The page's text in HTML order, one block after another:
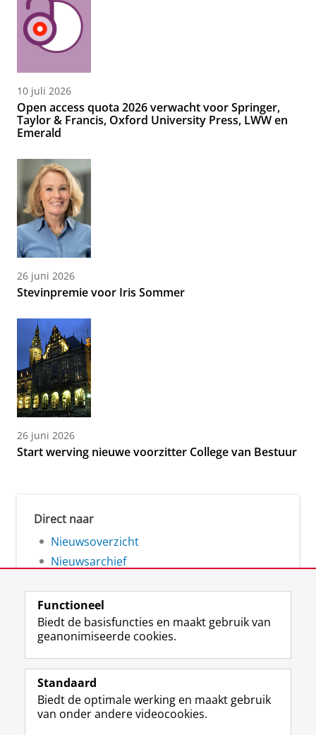
10 juli 2026
Open access quota 2026 verwacht voor Springer,
Taylor & Francis, Oxford University Press, LWW en
Emerald
26 juni 2026
Stevinpremie voor Iris Sommer
26 juni 2026
Start werving nieuwe voorzitter College van Bestuur
Direct naar
Nieuwsoverzicht
Nieuwsarchief
Volg de RUG
F
a
e
b
L
i
k
e
R
S
-
f
I
n
t
Y
o
T
Studiekiezers
Functioneel
Biedt de basisfuncties en maakt gebruik van
geanonimiseerde cookies.
Standaard
Biedt de optimale werking en maakt gebruik
van onder andere videocookies.